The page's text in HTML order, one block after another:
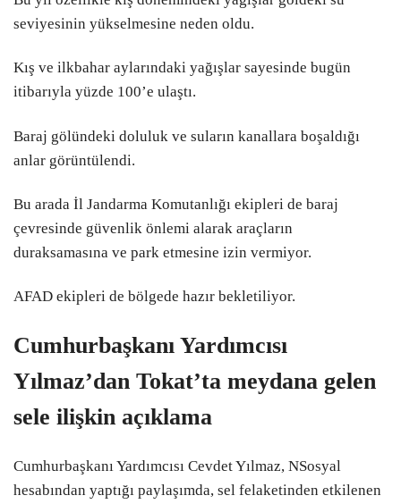
seviyesinin yükselmesine neden oldu.
Kış ve ilkbahar aylarındaki yağışlar sayesinde bugün
itibarıyla yüzde 100’e ulaştı.
Baraj gölündeki doluluk ve suların kanallara boşaldığı
anlar görüntülendi.
Bu arada İl Jandarma Komutanlığı ekipleri de baraj
çevresinde güvenlik önlemi alarak araçların
duraksamasına ve park etmesine izin vermiyor.
AFAD ekipleri de bölgede hazır bekletiliyor.
Cumhurbaşkanı Yardımcısı
Yılmaz’dan Tokat’ta meydana gelen
sele ilişkin açıklama
Cumhurbaşkanı Yardımcısı Cevdet Yılmaz, NSosyal
hesabından yaptığı paylaşımda, sel felaketinden etkilenen